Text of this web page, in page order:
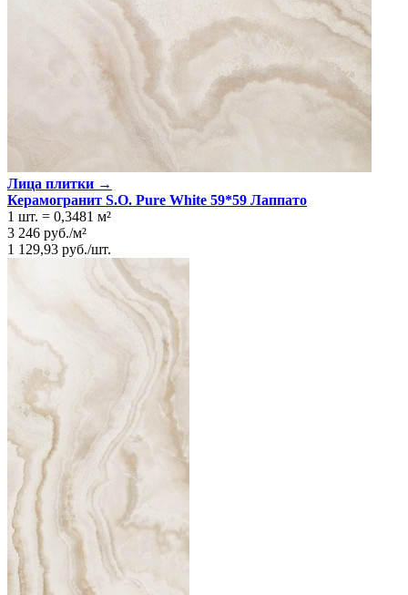
Лица плитки →
Керамогранит S.O. Pure White 59*59 Лаппато
1 шт. = 0,3481 м²
3 246 руб./м²
1 129,93 руб./шт.